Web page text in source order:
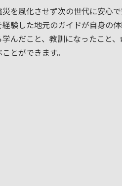
を風化させず次の世代に安心
験した地元のガイドが自身の
学んだこと、教訓になったこと
とができます。